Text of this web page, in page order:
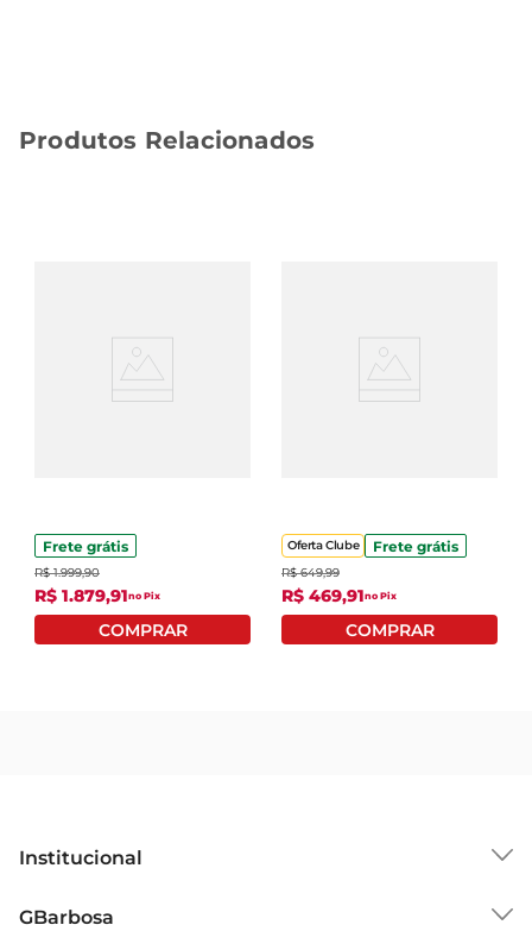
Produtos Relacionados
Frete grátis
R$ 1.999,90
R$ 1.879,91no Pix
Oferta Clube Frete grátis
R$ 649,99
R$ 469,91no Pix
Institucional
Grupo Cencosud
GBarbosa